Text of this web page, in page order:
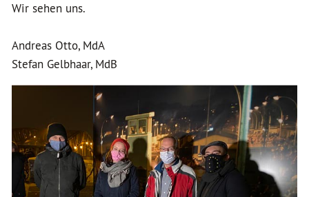
Wir sehen uns.
Andreas Otto, MdA
Stefan Gelbhaar, MdB